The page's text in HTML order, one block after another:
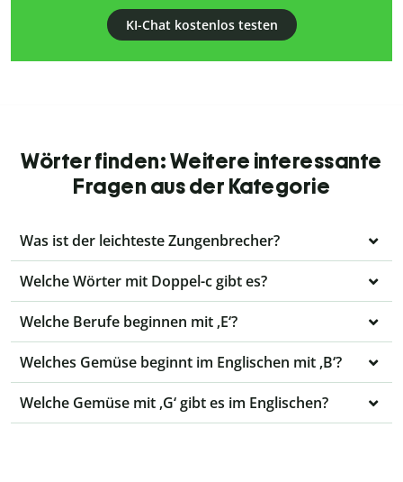
KI-Chat kostenlos testen
Wörter finden: Weitere interessante
Fragen aus der Kategorie
Was ist der leichteste Zungenbrecher?
Welche Wörter mit Doppel-c gibt es?
Welche Berufe beginnen mit ‚E‘?
Welches Gemüse beginnt im Englischen mit ,B‘?
Welche Gemüse mit ,G‘ gibt es im Englischen?